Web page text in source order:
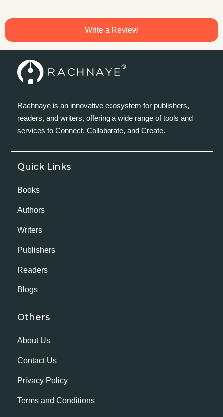
Write a Review
Rachnaye is an innovative ecosystem for publishers,
readers, and writers, offering a wide range of tools and
services to Connect, Collaborate, and Create.
Quick Links
Books
Authors
Writers
Publishers
Readers
Blogs
Others
About Us
Contact Us
Privacy Policy
Terms and Conditions